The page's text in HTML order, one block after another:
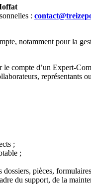
:
notamment pour la
compte d’un Expert-
représentants
;
;
dossiers, pièces,
du support, de la